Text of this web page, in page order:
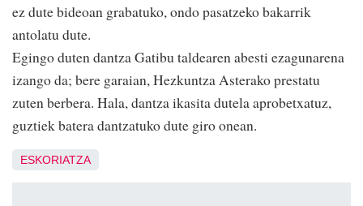
ez dute bideoan grabatuko, ondo pasatzeko bakarrik
antolatu dute.
Egingo duten dantza Gatibu taldearen abesti ezagunarena
izango da; bere garaian, Hezkuntza Asterako prestatu
zuten berbera. Hala, dantza ikasita dutela aprobetxatuz,
guztiek batera dantzatuko dute giro onean.
ESKORIATZA